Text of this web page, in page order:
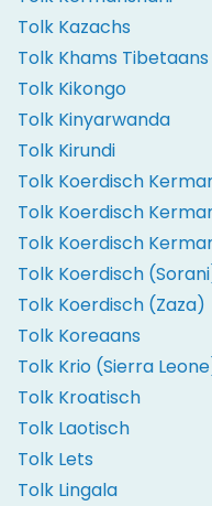
Tolk Kazachs
Tolk Khams Tibetaans
Tolk Kikongo
Tolk Kinyarwanda
Tolk Kirundi
Tolk Koerdisch
Tolk Koerdisch
Tolk Koerdisch
Tolk Koerdisch
Tolk Koerdisch (Zaza)
Tolk Koreaans
Tolk Krio (Sierra
Tolk Kroatisch
Tolk Laotisch
Tolk Lets
Tolk Lingala